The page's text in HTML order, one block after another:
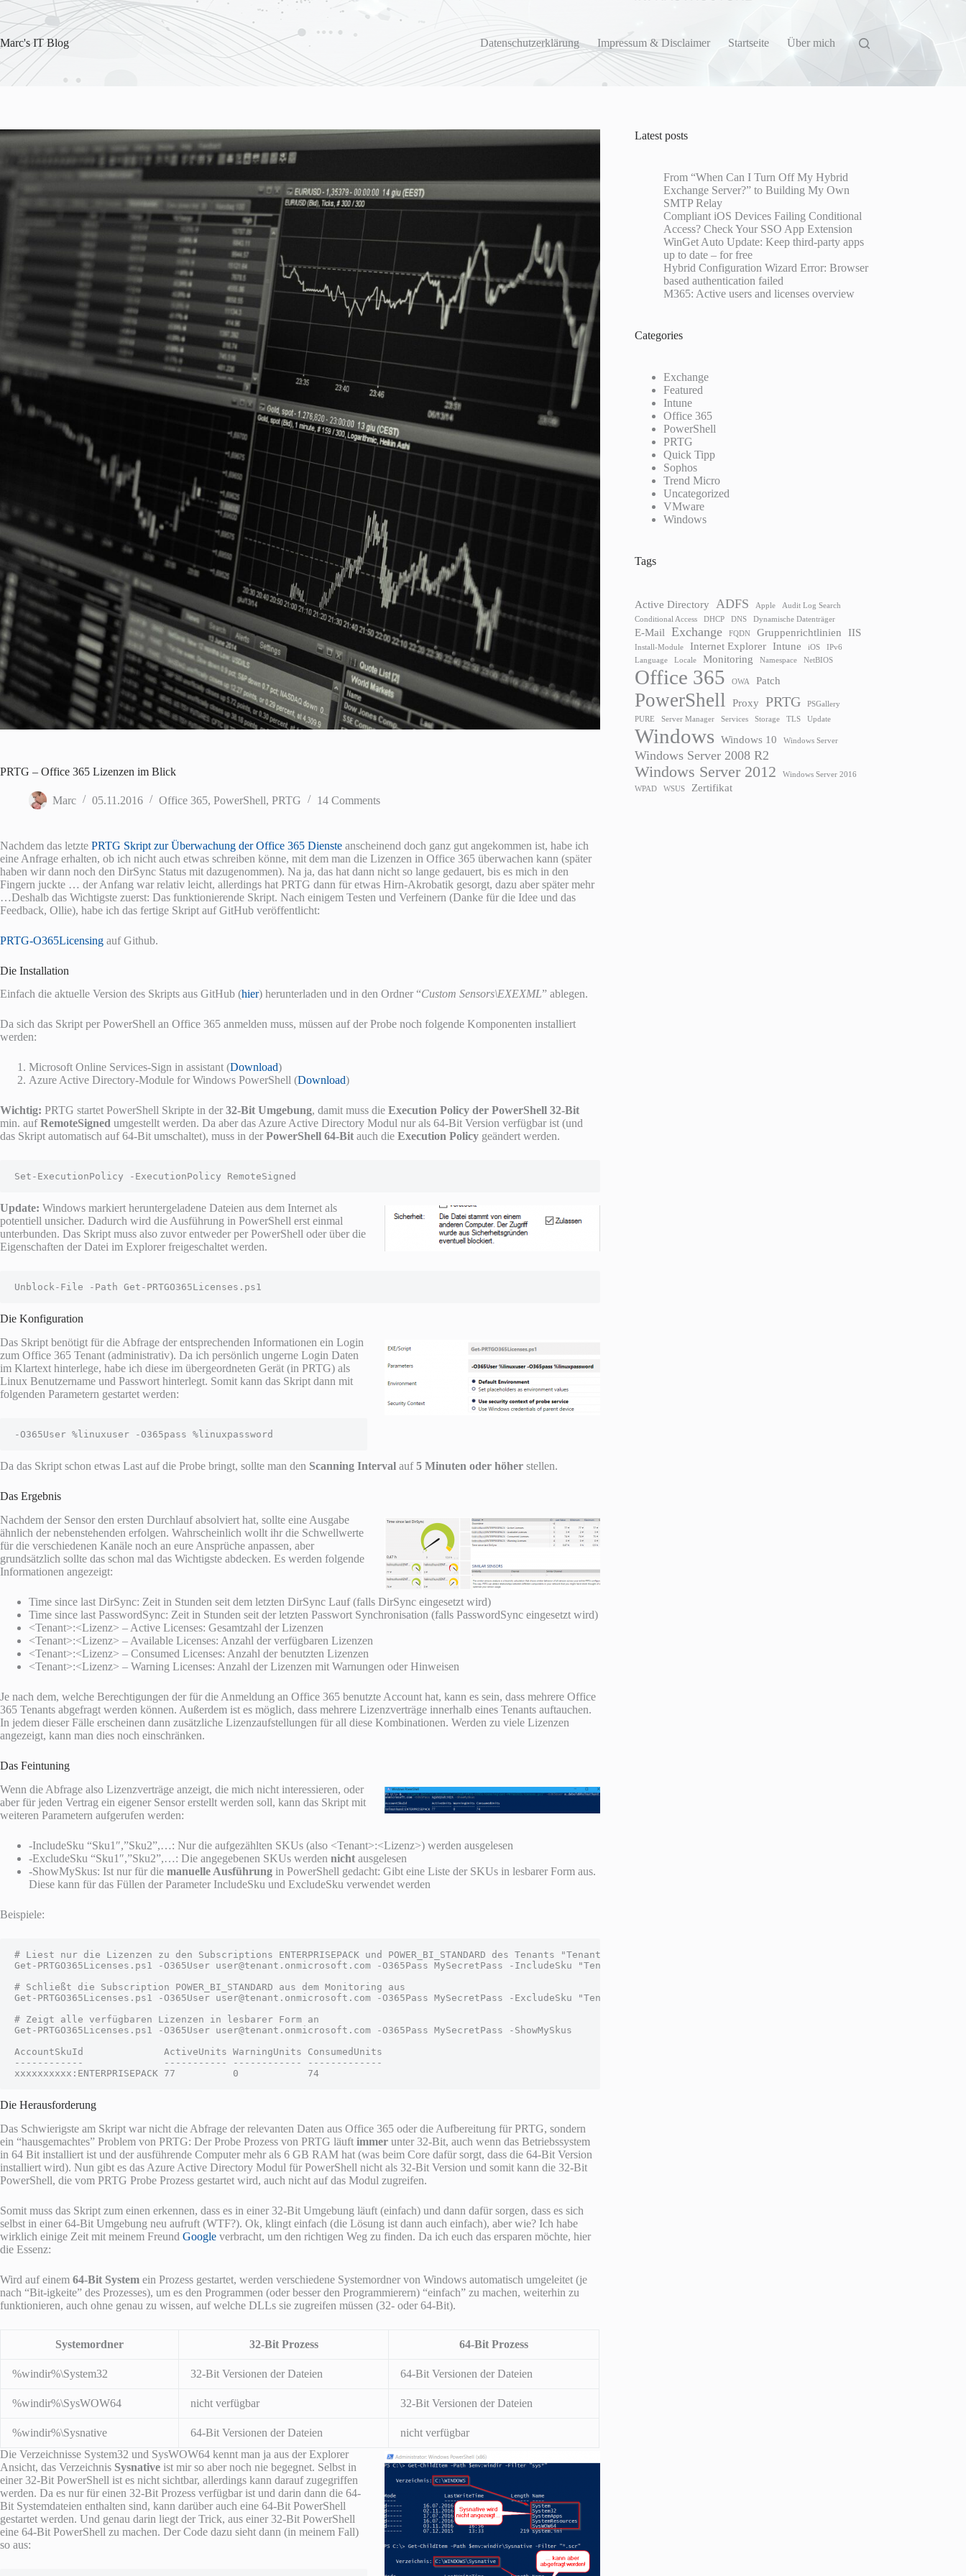
Skip
to
content
Marc's IT Blog
Datenschutzerklärung Impressum & Disclaimer Startseite Über mich
PRTG – Office 365 Lizenzen im Blick
Marc 05.11.2016 Office 365, PowerShell, PRTG 14 Comments
Nachdem das letzte PRTG Skript zur Überwachung der Office 365 Dienste anscheinend doch ganz gut angekommen ist, habe ich
eine Anfrage erhalten, ob ich nicht auch etwas schreiben könne, mit dem man die Lizenzen in Office 365 überwachen kann (später
haben wir dann noch den DirSync Status mit dazugenommen). Na ja, das hat dann nicht so lange gedauert, bis es mich in den
Fingern juckte … der Anfang war relativ leicht, allerdings hat PRTG dann für etwas Hirn-Akrobatik gesorgt, dazu aber später mehr
…Deshalb das Wichtigste zuerst: Das funktionierende Skript. Nach einigem Testen und Verfeinern (Danke für die Idee und das
Feedback, Ollie), habe ich das fertige Skript auf GitHub veröffentlicht:
PRTG-O365Licensing auf Github.
Die Installation
Einfach die aktuelle Version des Skripts aus GitHub (hier) herunterladen und in den Ordner “Custom Sensors\EXEXML” ablegen.
Da sich das Skript per PowerShell an Office 365 anmelden muss, müssen auf der Probe noch folgende Komponenten installiert
werden:
Microsoft Online Services-Sign in assistant (Download)
Azure Active Directory-Module for Windows PowerShell (Download)
Wichtig: PRTG startet PowerShell Skripte in der 32-Bit Umgebung, damit muss die Execution Policy der PowerShell 32-Bit
min. aufRemoteSigned umgestellt werden. Da aber das Azure Active Directory Modul nur als 64-Bit Version verfügbar ist (und
das Skript automatisch auf 64-Bit umschaltet), muss in der PowerShell 64-Bit auch die Execution Policy geändert werden.
Set-ExecutionPolicy -ExecutionPolicy RemoteSigned
Update: Windows markiert heruntergeladene Dateien aus dem Internet als
potentiell unsicher. Dadurch wird die Ausführung in PowerShell erst einmal
unterbunden. Das Skript muss also zuvor entweder per PowerShell oder über die
Eigenschaften der Datei im Explorer freigeschaltet werden.
Unblock-File -Path Get-PRTGO365Licenses.ps1
Die Konfiguration
Das Skript benötigt für die Abfrage der entsprechenden Informationen ein Login
zum Office 365 Tenant (administrativ). Da ich persönlich ungerne Login Daten
im Klartext hinterlege, habe ich diese im übergeordneten Gerät (in PRTG) als
Linux Benutzername und Passwort hinterlegt. Somit kann das Skript dann mit
folgenden Parametern gestartet werden:
-O365User %linuxuser -O365pass %linuxpassword
Da das Skript schon etwas Last auf die Probe bringt, sollte man den Scanning Interval auf5 Minuten oder höher stellen.
Das Ergebnis
Nachdem der Sensor den ersten Durchlauf absolviert hat, sollte eine Ausgabe
ähnlich der nebenstehenden erfolgen. Wahrscheinlich wollt ihr die Schwellwerte
für die verschiedenen Kanäle noch an eure Ansprüche anpassen, aber
grundsätzlich sollte das schon mal das Wichtigste abdecken. Es werden folgende
Informationen angezeigt:
Time since last DirSync: Zeit in Stunden seit dem letzten DirSync Lauf (falls DirSync eingesetzt wird)
Time since last PasswordSync: Zeit in Stunden seit der letzten Passwort Synchronisation (falls PasswordSync eingesetzt wird)
<Tenant>:<Lizenz> – Active Licenses: Gesamtzahl der Lizenzen
<Tenant>:<Lizenz> – Available Licenses: Anzahl der verfügbaren Lizenzen
<Tenant>:<Lizenz> – Consumed Licenses: Anzahl der benutzten Lizenzen
<Tenant>:<Lizenz> – Warning Licenses: Anzahl der Lizenzen mit Warnungen oder Hinweisen
Je nach dem, welche Berechtigungen der für die Anmeldung an Office 365 benutzte Account hat, kann es sein, dass mehrere Office
365 Tenants abgefragt werden können. Außerdem ist es möglich, dass mehrere Lizenzverträge innerhalb eines Tenants auftauchen.
In jedem dieser Fälle erscheinen dann zusätzliche Lizenzaufstellungen für all diese Kombinationen. Werden zu viele Lizenzen
angezeigt, kann man dies noch einschränken.
Das Feintuning
Wenn die Abfrage also Lizenzverträge anzeigt, die mich nicht interessieren, oder
aber für jeden Vertrag ein eigener Sensor erstellt werden soll, kann das Skript mit
weiteren Parametern aufgerufen werden:
-IncludeSku “Sku1″,”Sku2”,…: Nur die aufgezählten SKUs (also <Tenant>:<Lizenz>) werden ausgelesen
-ExcludeSku “Sku1″,”Sku2”,…: Die angegebenen SKUs werden nicht ausgelesen
-ShowMySkus: Ist nur für die manuelle Ausführung in PowerShell gedacht: Gibt eine Liste der SKUs in lesbarer Form aus.
Diese kann für das Füllen der Parameter IncludeSku und ExcludeSku verwendet werden
Beispiele:
# Liest nur die Lizenzen zu den Subscriptions ENTERPRISEPACK und POWER_BI_STANDARD des Tenants "Tenant1" aus
Get-PRTGO365Licenses.ps1 -O365User user@tenant.onmicrosoft.com -O365Pass MySecretPass -IncludeSku "Tenant1:ENTERPRISEPACK","Tenant1:POWER_BI_STANDARD"
# Schließt die Subscription POWER_BI_STANDARD aus dem Monitoring aus
Get-PRTGO365Licenses.ps1 -O365User user@tenant.onmicrosoft.com -O365Pass MySecretPass -ExcludeSku "Tenant1:POWER_BI_STANDARD"
# Zeigt alle verfügbaren Lizenzen in lesbarer Form an
Get-PRTGO365Licenses.ps1 -O365User user@tenant.onmicrosoft.com -O365Pass MySecretPass -ShowMySkus
AccountSkuId              ActiveUnits WarningUnits ConsumedUnits
------------              ----------- ------------ -------------
xxxxxxxxxx:ENTERPRISEPACK 77          0            74
Die Herausforderung
Das Schwierigste am Skript war nicht die Abfrage der relevanten Daten aus Office 365 oder die Aufbereitung für PRTG, sondern
ein “hausgemachtes” Problem von PRTG: Der Probe Prozess von PRTG läuft immer unter 32-Bit, auch wenn das Betriebssystem
in 64 Bit installiert ist und der ausführende Computer mehr als 6 GB RAM hat (was beim Core dafür sorgt, dass die 64-Bit Version
installiert wird). Nun gibt es das Azure Active Directory Modul für PowerShell nicht als 32-Bit Version und somit kann die 32-Bit
PowerShell, die vom PRTG Probe Prozess gestartet wird, auch nicht auf das Modul zugreifen.
Somit muss das Skript zum einen erkennen, dass es in einer 32-Bit Umgebung läuft (einfach) und dann dafür sorgen, dass es sich
selbst in einer 64-Bit Umgebung neu aufruft (WTF?). Ok, klingt einfach (die Lösung ist dann auch einfach), aber wie? Ich habe
wirklich einige Zeit mit meinem Freund Google verbracht, um den richtigen Weg zu finden. Da ich euch das ersparen möchte, hier
die Essenz:
Wird auf einem 64-Bit System ein Prozess gestartet, werden verschiedene Systemordner von Windows automatisch umgeleitet (je
nach “Bit-igkeite” des Prozesses), um es den Programmen (oder besser den Programmierern) “einfach” zu machen, weiterhin zu
funktionieren, auch ohne genau zu wissen, auf welche DLLs sie zugreifen müssen (32- oder 64-Bit).
Systemordner 32-Bit Prozess 64-Bit Prozess
%windir%\System32 32-Bit Versionen der Dateien 64-Bit Versionen der Dateien
%windir%\SysWOW64 nicht verfügbar 32-Bit Versionen der Dateien
%windir%\Sysnative 64-Bit Versionen der Dateien
nicht verfügbar
Die Verzeichnisse System32 und SysWOW64 kennt man ja aus der Explorer
Ansicht, das Verzeichnis Sysnative ist mir so aber noch nie begegnet. Selbst in
einer 32-Bit PowerShell ist es nicht sichtbar, allerdings kann darauf zugegriffen
werden. Da es nur für einen 32-Bit Prozess verfügbar ist und darin dann die 64-
Bit Systemdateien enthalten sind, kann darüber auch eine 64-Bit PowerShell
gestartet werden. Und genau darin liegt der Trick, aus einer 32-Bit PowerShell
eine 64-Bit PowerShell zu machen. Der Code dazu sieht dann (in meinem Fall)
so aus:
Latest posts
From “When Can I Turn Off My Hybrid
Exchange Server?” to Building My Own
SMTP Relay
Compliant iOS Devices Failing Conditional
Access? Check Your SSO App Extension
WinGet Auto Update: Keep third-party apps
up to date – for free
Hybrid Configuration Wizard Error: Browser
based authentication failed
M365: Active users and licenses overview
Categories
Exchange
Featured
Intune
Office 365
PowerShell
PRTG
Quick Tipp
Sophos
Trend Micro
Uncategorized
VMware
Windows
Tags
Active Directory ADFS Apple
Audit Log Search
Conditional Access
DHCP DNS Dynamische Datenträger
E-Mail Exchange FQDN Gruppenrichtlinien IIS
Install-Module Internet Explorer Intune iOS
IPv6
Language
Locale Monitoring Namespace NetBIOS
Office 365 OWA Patch
PowerShell Proxy PRTG
PSGallery
PURE
Server Manager Services Storage TLS Update
Windows Windows 10 Windows Server
Windows Server 2008 R2
Windows Server 2012
Windows Server 2016
WPAD
WSUS Zertifikat